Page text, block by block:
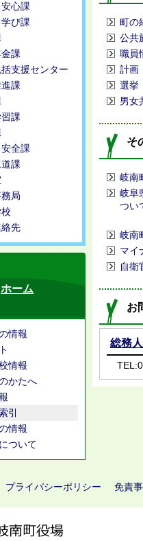
心課
び課
課
支援センター
課
課
全課
道課
局
先
ホーム
情報
情報
かたへ
引
情報
ついて
町の
公共
職員
計画
選挙
男女
そ
岐南
岐阜
つい
岐南
マイ
自衛
お
総務
プライバシーポリシー 免責